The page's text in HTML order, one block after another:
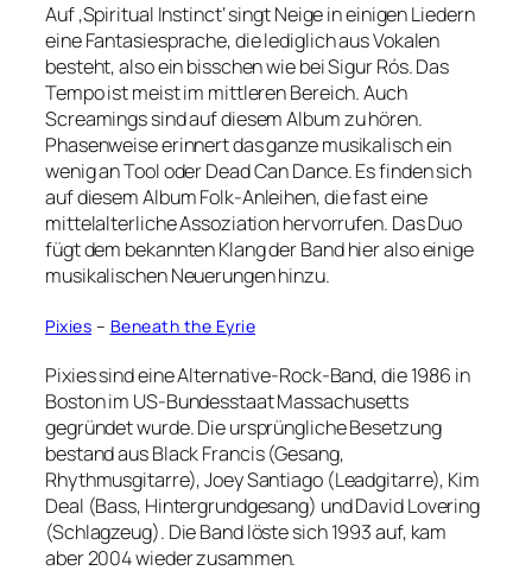
Auf ‚Spiritual Instinct‘ singt Neige in einigen Liedern
eine Fantasiesprache, die lediglich aus Vokalen
besteht, also ein bisschen wie bei Sigur Rós. Das
Tempo ist meist im mittleren Bereich. Auch
Screamings sind auf diesem Album zu hören.
Phasenweise erinnert das ganze musikalisch ein
wenig an Tool oder Dead Can Dance. Es finden sich
auf diesem Album Folk-Anleihen, die fast eine
mittelalterliche Assoziation hervorrufen. Das Duo
fügt dem bekannten Klang der Band hier also einige
musikalischen Neuerungen hinzu.
Pixies – Beneath the Eyrie
Pixies sind eine Alternative-Rock-Band, die 1986 in
Boston im US-Bundesstaat Massachusetts
gegründet wurde. Die ursprüngliche Besetzung
bestand aus Black Francis (Gesang,
Rhythmusgitarre), Joey Santiago (Leadgitarre), Kim
Deal (Bass, Hintergrundgesang) und David Lovering
(Schlagzeug). Die Band löste sich 1993 auf, kam
aber 2004 wieder zusammen.